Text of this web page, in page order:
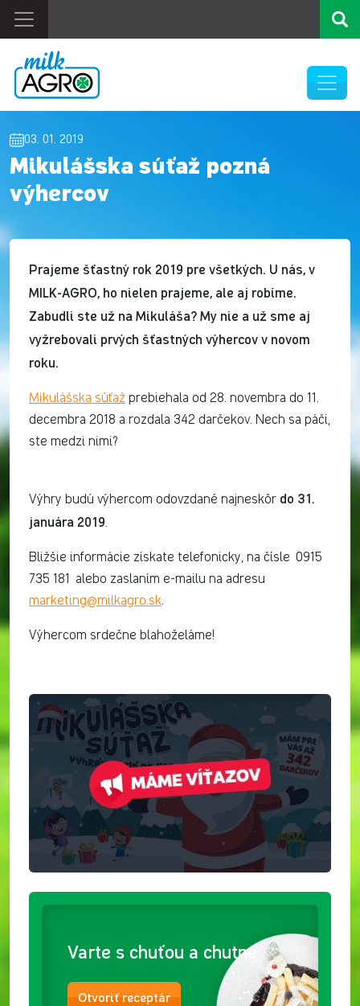
03. 01. 2019
Mikulášska súťaž pozná
výhercov
Prajeme šťastný rok 2019 pre všetkých. U nás, v
MILK-AGRO, ho nielen prajeme, ale aj robíme.
Zabudli ste už na Mikuláša? My nie a už sme aj
vyžrebovali prvých šťastných výhercov v novom
roku.
Mikulášska súťaž prebiehala od 28. novembra do 11.
decembra 2018 a rozdala 342 darčekov. Nech sa páči,
ste medzi nimi?
Výhry budú výhercom odovzdané najneskôr do 31.
januára 2019.
Bližšie informácie získate telefonicky, na čísle 0915
735 181 alebo zaslaním e-mailu na adresu
marketing@milkagro.sk.
Výhercom srdečne blahoželáme!
Varte s chuťou a chutne
Otvoriť receptár